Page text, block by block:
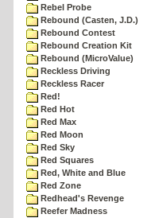
Rebel Probe
Rebound (Casten, J.D.)
Rebound Contest
Rebound Creation Kit
Rebound (MicroValue)
Reckless Driving
Reckless Racer
Red!
Red Hot
Red Max
Red Moon
Red Sky
Red Squares
Red, White and Blue
Red Zone
Redhead's Revenge
Reefer Madness